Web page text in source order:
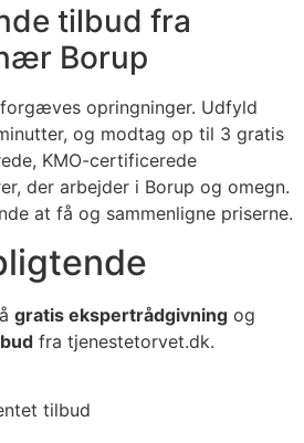
tilbud fra
Borup
opringninger. Udfyld
og modtag op til 3 gratis
KMO-certificerede
der arbejder i Borup og omegn.
at få og sammenligne priserne.
gratis ekspertrådgivning og
fra tjenestetorvet.dk.
tilbud